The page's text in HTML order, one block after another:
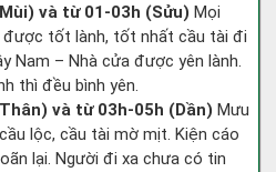
và từ 01-03h (Sửu) Mọi
được tốt lành, tốt nhất cầu tài đi
Nam – Nhà cửa được yên lành.
thì đều bình yên.
và từ 03h-05h (Dần) Mưu
lộc, cầu tài mờ mịt. Kiện cáo
lại. Người đi xa chưa có tin